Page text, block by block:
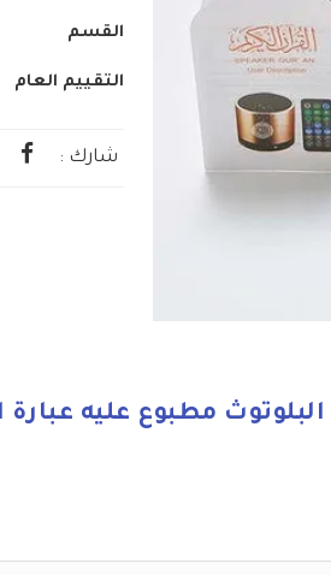
القسم
التقييم العام
شارك :
مطبوع عليه عبارة